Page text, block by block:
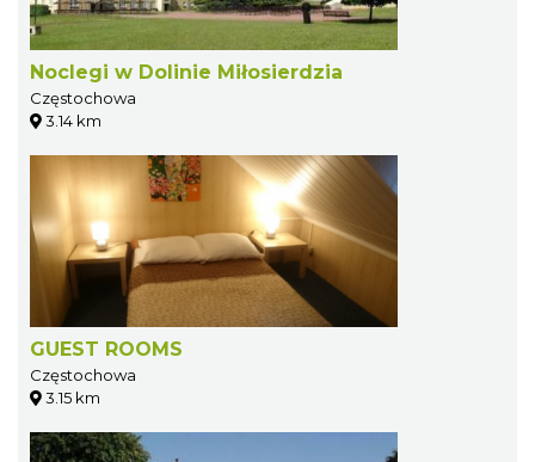
Noclegi w Dolinie Miłosierdzia
Częstochowa
3.14 km
GUEST ROOMS
Częstochowa
3.15 km